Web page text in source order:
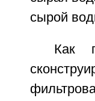
сырой
Как